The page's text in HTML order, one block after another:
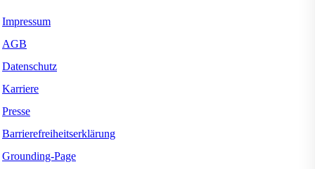
Impressum
AGB
Datenschutz
Karriere
Presse
Barrierefreiheitserklärung
Grounding-Page